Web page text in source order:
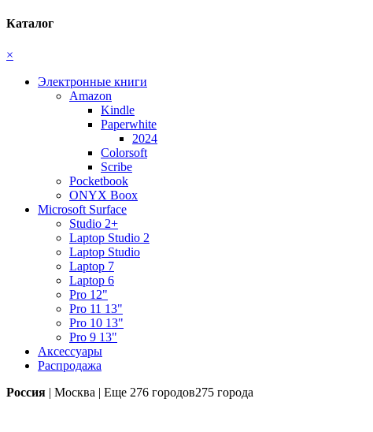
Каталог
×
Электронные книги
Amazon
Kindle
Paperwhite
2024
Colorsoft
Scribe
Pocketbook
ONYX Boox
Microsoft Surface
Studio 2+
Laptop Studio 2
Laptop Studio
Laptop 7
Laptop 6
Pro 12"
Pro 11 13"
Pro 10 13"
Pro 9 13"
Аксессуары
Распродажа
Россия | Москва | Еще 276 городов275 города